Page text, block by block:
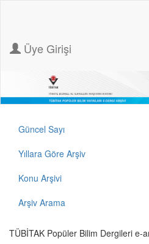
Üye Girişi
Güncel Sayı
Yıllara Göre Arşiv
Konu Arşivi
Arşiv Arama
TÜBİTAK Popüler Bilim Dergileri e-